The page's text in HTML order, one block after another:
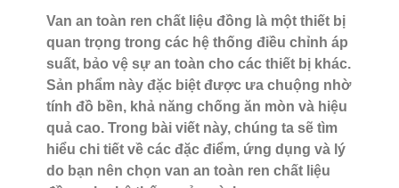
Van an toàn ren chất liệu đồng là một thiết bị
quan trọng trong các hệ thống điều chỉnh áp
suất, bảo vệ sự an toàn cho các thiết bị khác.
Sản phẩm này đặc biệt được ưa chuộng nhờ
tính đồ bền, khả năng chống ăn mòn và hiệu
quả cao. Trong bài viết này, chúng ta sẽ tìm
hiểu chi tiết về các đặc điểm, ứng dụng và lý
do bạn nên chọn van an toàn ren chất liệu